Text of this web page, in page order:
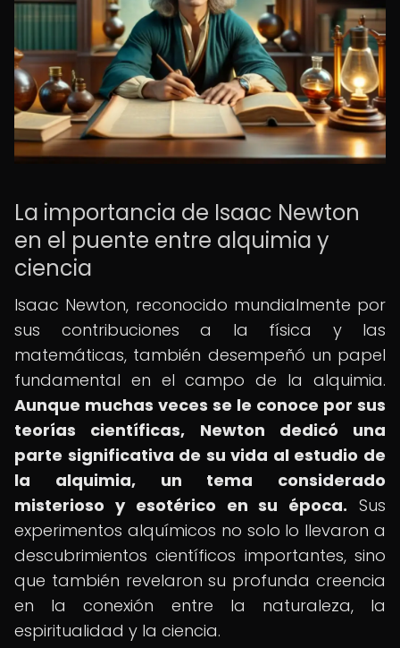
La importancia de Isaac Newton
en el puente entre alquimia y
ciencia
Isaac Newton, reconocido mundialmente por
sus contribuciones a la física y las
matemáticas, también desempeñó un papel
fundamental en el campo de la alquimia.
Aunque muchas veces se le conoce por sus
teorías científicas, Newton dedicó una
parte significativa de su vida al estudio de
la alquimia, un tema considerado
misterioso y esotérico en su época. Sus
experimentos alquímicos no solo lo llevaron a
descubrimientos científicos importantes, sino
que también revelaron su profunda creencia
en la conexión entre la naturaleza, la
espiritualidad y la ciencia.